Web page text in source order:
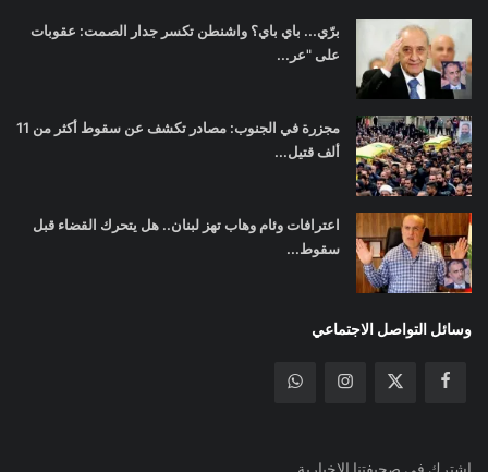
برّي... باي باي؟ واشنطن تكسر جدار الصمت: عقوبات
على "عر...
مجزرة في الجنوب: مصادر تكشف عن سقوط أكثر من 11
ألف قتيل...
اعترافات وئام وهاب تهز لبنان.. هل يتحرك القضاء قبل
سقوط...
وسائل التواصل الاجتماعي